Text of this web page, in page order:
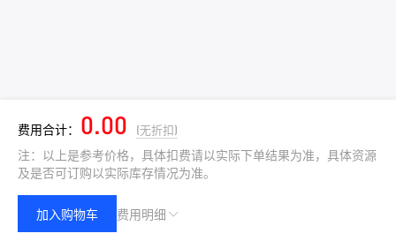
费用合计： 0.00 (无折扣)
注：以上是参考价格，具体扣费请以实际下单结果为准，具体资源
及是否可订购以实际库存情况为准。
费用明细
加入购物车